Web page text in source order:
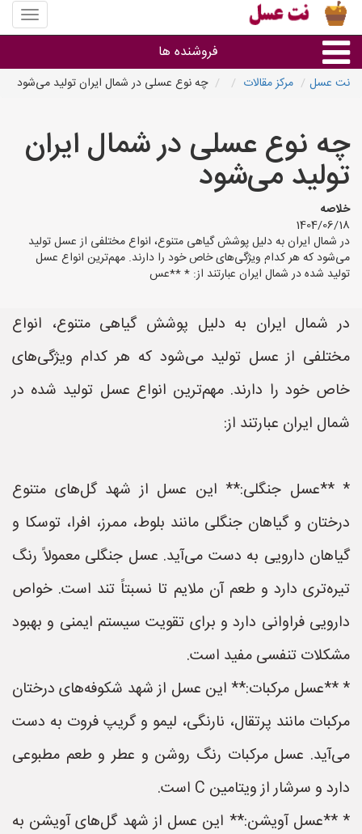
منوی
سایت
عسل
فروشنده ها
استان ها
نت عسل مرکز مقالات چه نوع عسلی در شمال ایران تولید می‌شود
چه نوع عسلی در شمال ایران
تولید می‌شود
خلاصه
1404/06/18
در شمال ایران به دلیل پوشش گیاهی متنوع، انواع مختلفی از عسل تولید
می‌شود که هر کدام ویژگی‌های خاص خود را دارند. مهم‌ترین انواع عسل
تولید شده در شمال ایران عبارتند از: * **عس
در شمال ایران به دلیل پوشش گیاهی متنوع، انواع
مختلفی از عسل تولید می‌شود که هر کدام ویژگی‌های
خاص خود را دارند. مهم‌ترین انواع عسل تولید شده در
شمال ایران عبارتند از:
* **عسل جنگلی:** این عسل از شهد گل‌های متنوع
درختان و گیاهان جنگلی مانند بلوط، ممرز، افرا، توسکا و
گیاهان دارویی به دست می‌آید. عسل جنگلی معمولاً رنگ
تیره‌تری دارد و طعم آن ملایم تا نسبتاً تند است. خواص
دارویی فراوانی دارد و برای تقویت سیستم ایمنی و بهبود
مشکلات تنفسی مفید است.
* **عسل مرکبات:** این عسل از شهد شکوفه‌های درختان
مرکبات مانند پرتقال، نارنگی، لیمو و گریپ فروت به دست
می‌آید. عسل مرکبات رنگ روشن و عطر و طعم مطبوعی
دارد و سرشار از ویتامین C است.
* **عسل آویشن:** این عسل از شهد گل‌های آویشن به